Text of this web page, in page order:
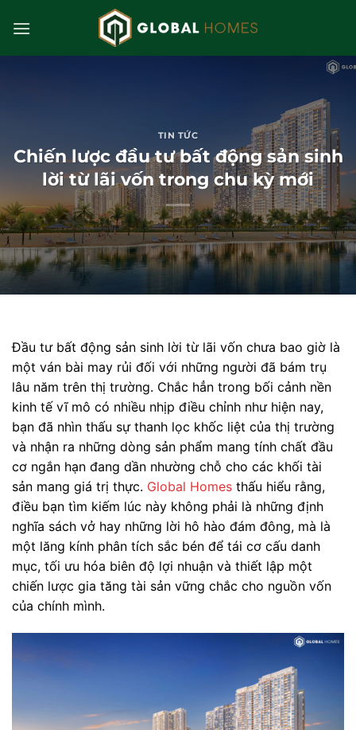
qua
TIN TỨC
Chiến lược đầu tư bất động sản sinh
lời từ lãi vốn trong chu kỳ mới
Đầu tư bất động sản sinh lời từ lãi vốn chưa bao giờ là
một ván bài may rủi đối với những người đã bám trụ
lâu năm trên thị trường. Chắc hẳn trong bối cảnh nền
kinh tế vĩ mô có nhiều nhịp điều chỉnh như hiện nay,
bạn đã nhìn thấu sự thanh lọc khốc liệt của thị trường
và nhận ra những dòng sản phẩm mang tính chất đầu
cơ ngắn hạn đang dần nhường chỗ cho các khối tài
sản mang giá trị thực. Global Homes thấu hiểu rằng,
điều bạn tìm kiếm lúc này không phải là những định
nghĩa sách vở hay những lời hô hào đám đông, mà là
một lăng kính phân tích sắc bén để tái cơ cấu danh
mục, tối ưu hóa biên độ lợi nhuận và thiết lập một
chiến lược gia tăng tài sản vững chắc cho nguồn vốn
của chính mình.